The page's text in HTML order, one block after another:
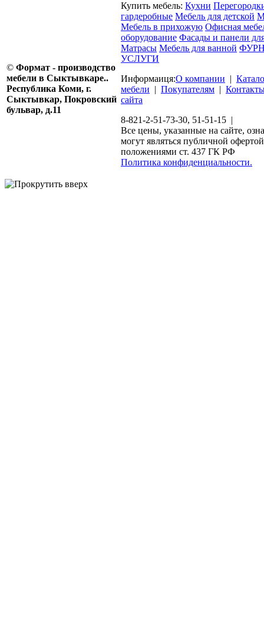
© Формат - производство
мебели в Сыктывкаре..
Республика Коми, г.
Сыктывкар, Покровский
бульвар, д.11
Купить мебель: Кухни
гардеробные Мебель для детской
Мебель в прихожую Офисная
оборудование Фасады и панели
Матрасы Мебель для ванной
УСЛУГИ
Информаиця:О компании |
мебели | Покупателям |
сайта
8-821-2-51-73-30, 51-51-15 |
Все цены, указанные на сайте,
могут являться публичной
положениями ст. 437 ГК РФ
Политика конфиденциальности.